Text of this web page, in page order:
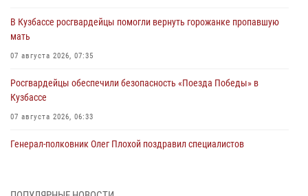
В Кузбассе росгвардейцы помогли вернуть горожанке пропавшую
мать
07 августа 2026, 07:35
Росгвардейцы обеспечили безопасность «Поезда Победы» в
Кузбассе
07 августа 2026, 06:33
Генерал-полковник Олег Плохой поздравил специалистов
07 августа 2026, 05:32